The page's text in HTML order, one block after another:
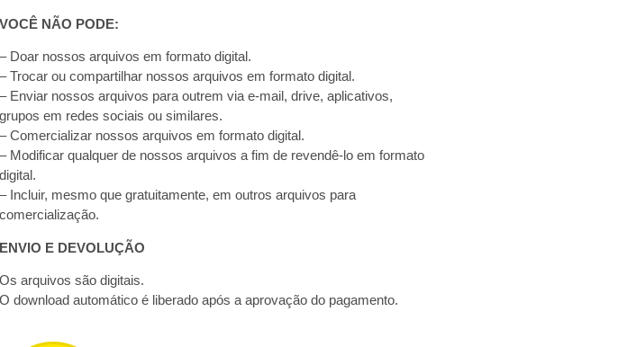
VOCÊ NÃO PODE:
– Doar nossos arquivos em formato digital.
– Trocar ou compartilhar nossos arquivos em formato digital.
– Enviar nossos arquivos para outrem via e-mail, drive, aplicativos,
grupos em redes sociais ou similares.
– Comercializar nossos arquivos em formato digital.
– Modificar qualquer de nossos arquivos a fim de revendê-lo em formato
digital.
– Incluir, mesmo que gratuitamente, em outros arquivos para
comercialização.
ENVIO E DEVOLUÇÃO
Os arquivos são digitais.
O download automático é liberado após a aprovação do pagamento.